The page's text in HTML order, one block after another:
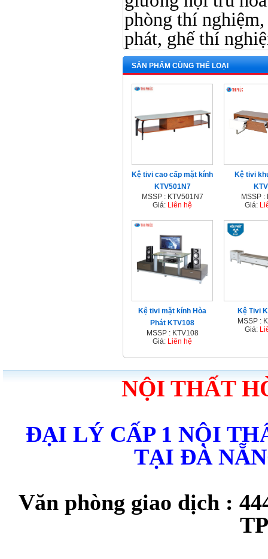
phòng thí
phát, ghế thí
SẢN PHẨM CÙNG THỂ LOẠI
Kệ tivi cao cấp mặt kính
KTV501N7
MSSP : KTV501N7
Giá: Liên hệ
Kệ tivi
MSSP :
Giá:
Kệ tivi mặt kính Hòa
Phát KTV108
MSSP : KTV108
Giá: Liên hệ
Kệ Tivi
MSSP :
Giá:
NỘI THẤT
ĐẠI LÝ CẤP 1 NỘI
TẠI ĐÀ
Văn phòng giao dịch :